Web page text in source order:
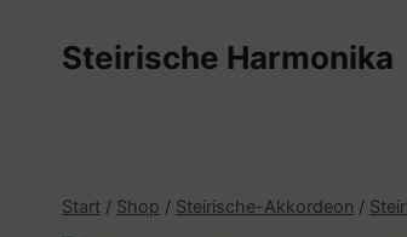
Steirische Harmonika
Start / Shop / Steirische-Akkordeon /